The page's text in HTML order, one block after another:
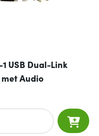
USB Dual-Link
Audio